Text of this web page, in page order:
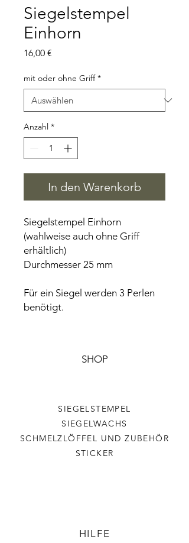
Siegelstempel
Einhorn
16,00 €
mit oder ohne Griff *
Anzahl *
In den Warenkorb
Siegelstempel Einhorn
(wahlweise auch ohne Griff
erhältlich)
Durchmesser 25 mm
Für ein Siegel werden 3 Perlen
benötigt.
SHOP
SIEGELSTEMPEL
SIEGELWACHS
SCHMELZLÖFFEL UND ZUBEHÖR
STICKER
HILFE